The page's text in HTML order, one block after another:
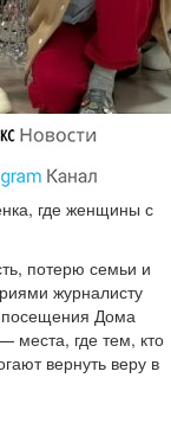
где женщины с
потерю семьи и
журналисту
посещения Дома
места, где тем, кто
вернуть веру в